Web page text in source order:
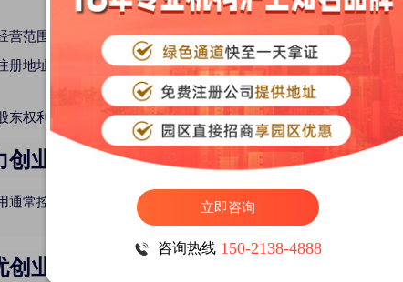
营范围，可参考同行业公司，确保全面且合法。
册地址，有效节省成本。待公司稳定发展后，再考虑租赁商用办
东权利义务等关键信息。可借助网络模板或委托专业机构协助完成
业
通常控制在500-1000元之间，包含核名、注册地址、营业执照及
业
立即咨询
咨询热线 150-2138-4888